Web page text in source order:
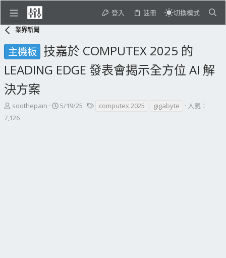
登入 註冊 切換模式
業界新聞
主機板 技嘉於 COMPUTEX 2025 的
LEADING EDGE 發表會揭示全方位 AI 解
決方案
主
題
soothepain
開
5/19/25
標computex 2025 gigabyte
人氣：
7,126